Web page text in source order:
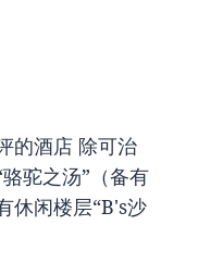
的酒店 除可治
驼之汤”（备有
休闲楼层“B's沙